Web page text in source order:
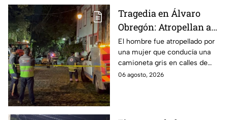
Tragedia en Álvaro
Obregón: Atropellan a
hombre en situación de
calle y queda prensado
en San Ángel, CDMX
El hombre fue atropellado por
una mujer que conducía una
camioneta gris en calles de
San Ángel; la responsable ya
06 agosto, 2026